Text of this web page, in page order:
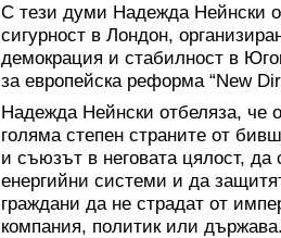
С тези думи Надежда Нейнски
сигурност в Лондон,
демокрация и стабилност в
за европейска реформа “New
Надежда Нейнски отбеляза, че
голяма степен страните от
и съюзът в неговата цялост,
енергийни системи и да
граждани да не страдат от
компания, политик или